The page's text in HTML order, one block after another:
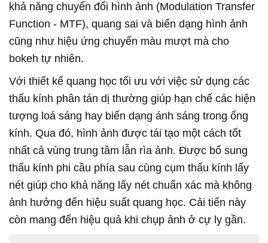
khả năng chuyển đổi hình ảnh (Modulation Transfer
Function - MTF), quang sai và biến dạng hình ảnh
cũng như hiệu ứng chuyển màu mượt mà cho
bokeh tự nhiên.
Với thiết kế quang học tối ưu với việc sử dụng các
thấu kính phân tán dị thường giúp hạn chế các hiện
tượng loá sáng hay biến dạng ánh sáng trong ống
kính. Qua đó, hình ảnh được tái tạo một cách tốt
nhất cả vùng trung tâm lẫn rìa ảnh. Được bổ sung
thấu kính phi cầu phía sau cùng cụm thấu kính lấy
nét giúp cho khả năng lấy nét chuẩn xác mà không
ảnh hưởng đến hiệu suất quang học. Cải tiến này
còn mang đến hiệu quả khi chụp ảnh ở cự ly gần.